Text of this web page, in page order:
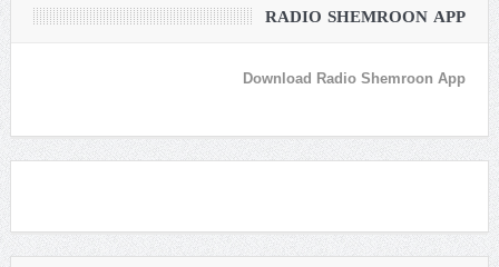
RADIO SHEMROON APP
Download Radio Shemroon App